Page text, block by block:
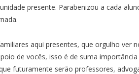
presente. Parabenizou a cada
aqui presentes, que orgulho ver
de vocês, isso é de suma
futuramente serão professores,